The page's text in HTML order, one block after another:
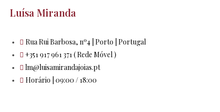
Luísa Miranda
Rua Rui Barbosa, nº4 | Porto | Portugal
+351 917 961 371 ( Rede Móvel )
lm@luisamirandajoias.pt
Horário | 09:00 / 18:00